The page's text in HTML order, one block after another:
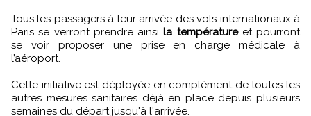
Tous les passagers à leur arrivée des vols internationaux à
Paris se verront prendre ainsi la températureet pourront
se voir proposer une prise en charge médicale à
l’aéroport.
Cette initiative est déployée en complément de toutes les
autres mesures sanitaires déjà en place depuis plusieurs
semaines du départ jusqu'à l'arrivée.